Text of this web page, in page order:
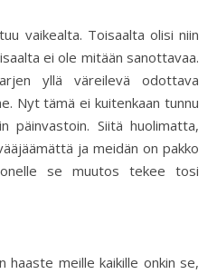
vaikealta. Toisaalta olisi niin
ei ole mitään sanottavaa.
yllä väreilevä odottava
Nyt tämä ei kuitenkaan tunnu
päinvastoin. Siitä huolimatta,
ja meidän on pakko
se muutos tekee tosi
haaste meille kaikille onkin se,